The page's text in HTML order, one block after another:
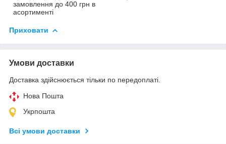
замовлення до 400 грн в
асортименті
Приховати
Умови доставки
Доставка здійснюється тільки по передоплаті.
Нова Пошта
Укрпошта
Всі умови доставки